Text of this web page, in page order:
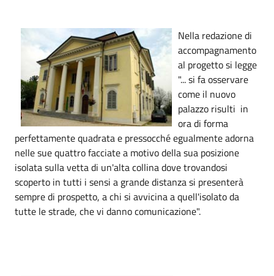
Nella redazione di
accompagnamento
al progetto si legge
"... si fa osservare
come il nuovo
palazzo risulti in
ora di forma
perfettamente quadrata e pressocché egualmente adorna
nelle sue quattro facciate a motivo della sua posizione
isolata sulla vetta di un'alta collina dove trovandosi
scoperto in tutti i sensi a grande distanza si presenterà
sempre di prospetto, a chi si avvicina a quell'isolato da
tutte le strade, che vi danno comunicazione".